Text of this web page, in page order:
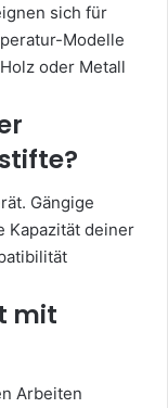
sich für
Modelle
oder Metall
Gängige
Kapazität deiner
mit
Arbeiten